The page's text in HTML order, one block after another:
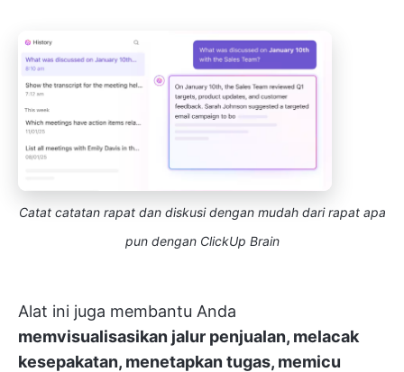
Catat catatan rapat dan diskusi dengan mudah dari rapat apa
pun dengan ClickUp Brain
Alat ini juga membantu Anda
memvisualisasikan jalur penjualan, melacak
kesepakatan, menetapkan tugas, memicu